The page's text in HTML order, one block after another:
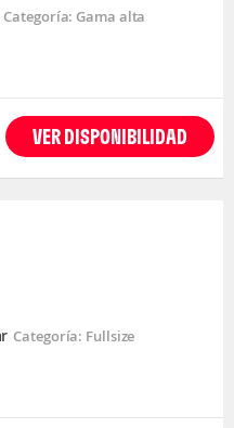
Categoría: Gama alta
VER DISPONIBILIDAD
Categoría: Fullsize